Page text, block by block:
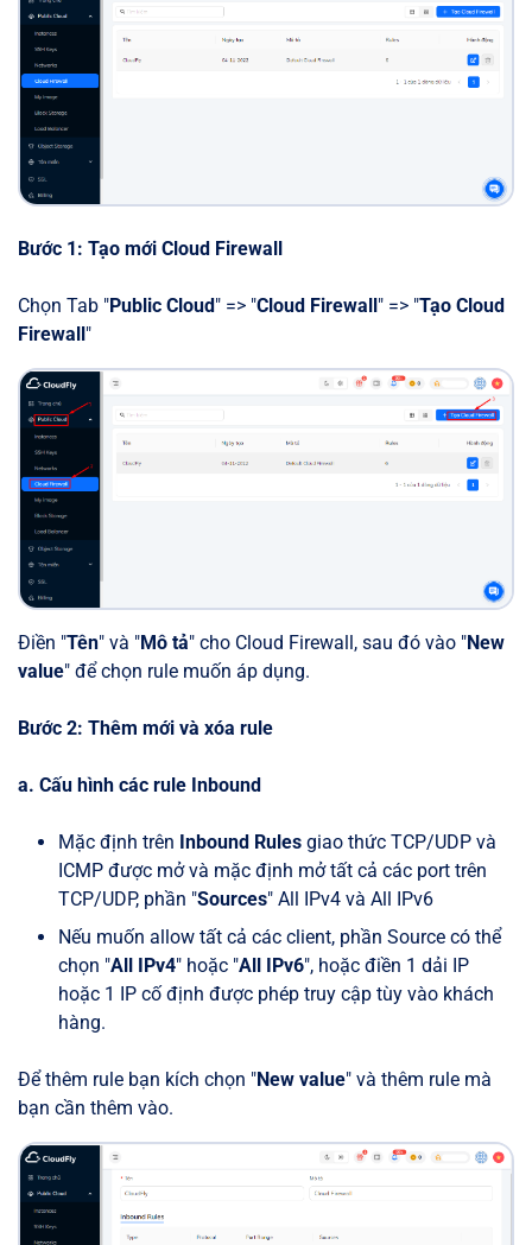
Bước 1: Tạo mới Cloud Firewall
Chọn Tab "Public Cloud" => "Cloud Firewall" => "Tạo Cloud
Firewall"
Điền "Tên" và "Mô tả" cho Cloud Firewall, sau đó vào "New
value" để chọn rule muốn áp dụng.
Bước 2: Thêm mới và xóa rule
a. Cấu hình các rule Inbound
Mặc định trên Inbound Rules giao thức TCP/UDP và
ICMP được mở và mặc định mở tất cả các port trên
TCP/UDP, phần "Sources" All IPv4 và All IPv6
Nếu muốn allow tất cả các client, phần Source có thể
chọn "All IPv4" hoặc "All IPv6", hoặc điền 1 dải IP
hoặc 1 IP cố định được phép truy cập tùy vào khách
hàng.
Để thêm rule bạn kích chọn "New value" và thêm rule mà
bạn cần thêm vào.